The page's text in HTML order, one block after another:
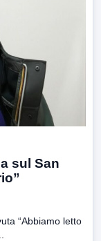
sul San
“Abbiamo letto